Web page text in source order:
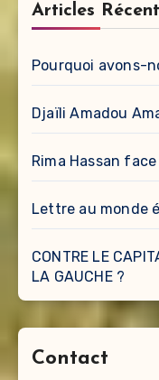
Articles
Pourquoi avons-
Djaïli Amadou
Rima Hassan
Lettre au monde
CONTRE LE
LA GAUCHE ?
Contact